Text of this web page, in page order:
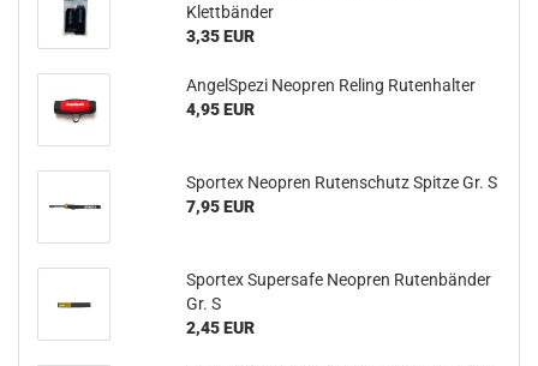
Klettbänder
3,35 EUR
AngelSpezi Neopren Reling Rutenhalter
4,95 EUR
Sportex Neopren Rutenschutz Spitze Gr. S
7,95 EUR
Sportex Supersafe Neopren Rutenbänder
Gr. S
2,45 EUR